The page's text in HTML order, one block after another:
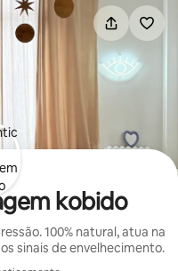
kobido
100% natural, atua na
sinais de envelhecimento.